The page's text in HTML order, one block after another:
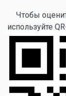
Чтобы
используйте